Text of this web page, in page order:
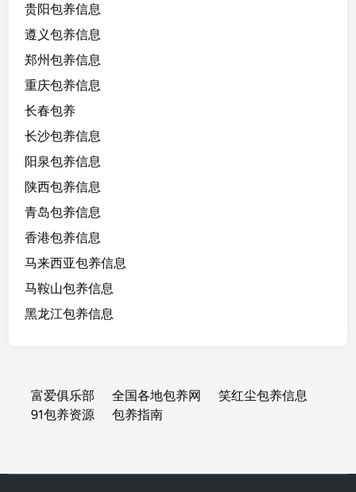
贵阳包养信息
遵义包养信息
郑州包养信息
重庆包养信息
长春包养
长沙包养信息
阳泉包养信息
陕西包养信息
青岛包养信息
香港包养信息
马来西亚包养信息
马鞍山包养信息
黑龙江包养信息
富爱俱乐部 全国各地包养网
笑红尘包养信息
91包养资源
包养指南